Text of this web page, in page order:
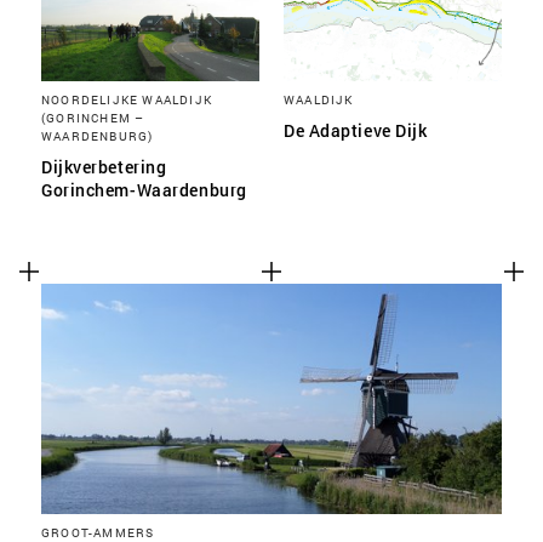
NOORDELIJKE WAALDIJK
(GORINCHEM –
WAARDENBURG)
Dijkverbetering
Gorinchem-Waardenburg
WAALDIJK
De Adaptieve Dijk
GROOT-AMMERS